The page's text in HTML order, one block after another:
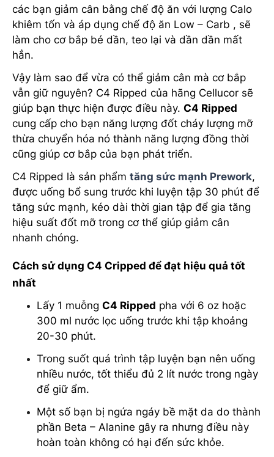
các bạn giảm cân bằng chế độ ăn với lượng Calo
khiêm tốn và áp dụng chế độ ăn Low – Carb , sẽ
làm cho cơ bắp bé dần, teo lại và dần dần mất
hẳn.
Vậy làm sao để vừa có thể giảm cân mà cơ bắp
vẫn giữ nguyên? C4 Ripped của hãng Cellucor sẽ
giúp bạn thực hiện được điều này. C4 Ripped
cung cấp cho bạn năng lượng đốt cháy lượng mỡ
thừa chuyển hóa nó thành năng lượng đồng thời
cũng giúp cơ bắp của bạn phát triển.
C4 Ripped là sản phẩm tăng sức mạnh Prework,
được uống bổ sung trước khi luyện tập 30 phút để
tăng sức mạnh, kéo dài thời gian tập để gia tăng
hiệu suất đốt mỡ trong cơ thể giúp giảm cân
nhanh chóng.
Cách sử dụng C4 Cripped để đạt hiệu quả tốt
nhất
Lấy 1 muỗng C4 Ripped pha với 6 oz hoặc
300 ml nước lọc uống trước khi tập khoảng
20-30 phút.
Trong suốt quá trình tập luyện bạn nên uống
nhiều nước, tốt thiểu đủ 2 lít nước trong ngày
để giữ ẩm.
Một số bạn bị ngứa ngáy bề mặt da do thành
phần Beta – Alanine gây ra nhưng điều này
hoàn toàn không có hại đến sức khỏe.